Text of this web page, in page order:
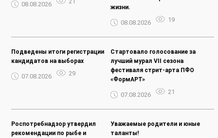
08.08.2026
жизни.
08.08.2026 19
Подведены итоги регистрации
кандидатов на выборах
07.08.2026 29
Стартовало голосование за
лучший мурал VII сезона
фестиваля стрит-арта ПФО
«ФормАРТ»
07.08.2026 21
Роспотребнадзор утвердил
рекомендации по рыбе и
Уважаемые родители и юные
таланты!